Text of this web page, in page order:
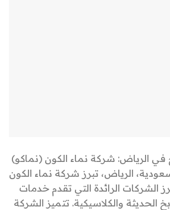
الرياض: شركة نماء الكون (نماكو)
الرياض، تبرز شركة نماء الكون
الشركات الرائدة التي تقدم خدمات
الحديثة والكلاسيكية. تتميز الشركة